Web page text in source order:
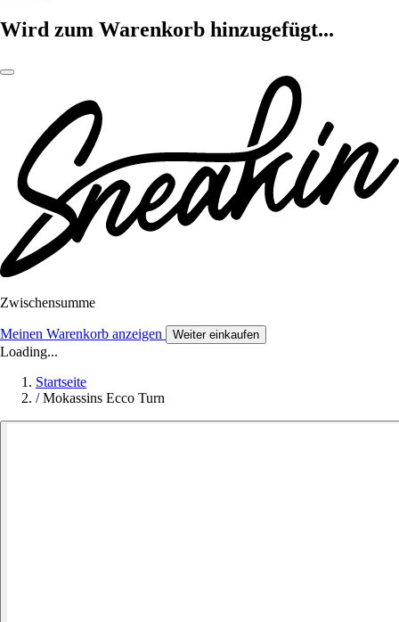
Wird zum Warenkorb hinzugefügt...
Zwischensumme
Meinen Warenkorb anzeigen Weiter einkaufen
Loading...
Startseite
/ Mokassins Ecco Turn